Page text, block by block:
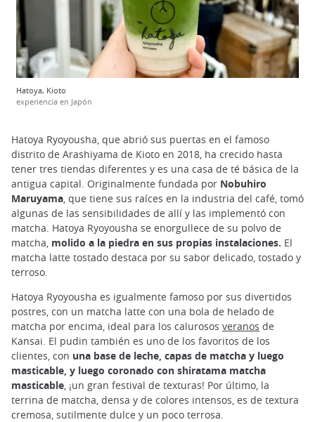
Hatoya, Kioto
experiencia en Japón
Hatoya Ryoyousha, que abrió sus puertas en el famoso
distrito de Arashiyama de Kioto en 2018, ha crecido hasta
tener tres tiendas diferentes y es una casa de té básica de la
antigua capital. Originalmente fundada por Nobuhiro
Maruyama , que tiene sus raíces en la industria del café, tomó
algunas de las sensibilidades de allí y las implementó con
matcha. Hatoya Ryoyousha se enorgullece de su polvo de
matcha, molido a la piedra en sus propias instalaciones. El
matcha latte tostado destaca por su sabor delicado, tostado y
terroso.
Hatoya Ryoyousha es igualmente famoso por sus divertidos
postres, con un matcha latte con una bola de helado de
matcha por encima, ideal para los calurosos veranos de
Kansai. El pudin también es uno de los favoritos de los
clientes, con una base de leche, capas de matcha y luego
masticable, y luego coronado con shiratama matcha
masticable , ¡un gran festival de texturas! Por último, la
terrina de matcha, densa y de colores intensos, es de textura
cremosa, sutilmente dulce y un poco terrosa.